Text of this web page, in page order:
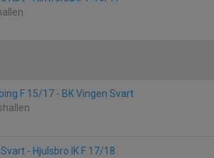
F 15/17 - BK Vingen Svart
- Hjulsbro IK F 17/18